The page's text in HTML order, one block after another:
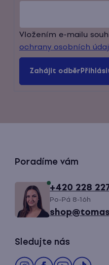
Vložením e-mailu
ochrany osobních
Poradíme vám
+420 228
Po-Pá 8-16h
Sledujte nás